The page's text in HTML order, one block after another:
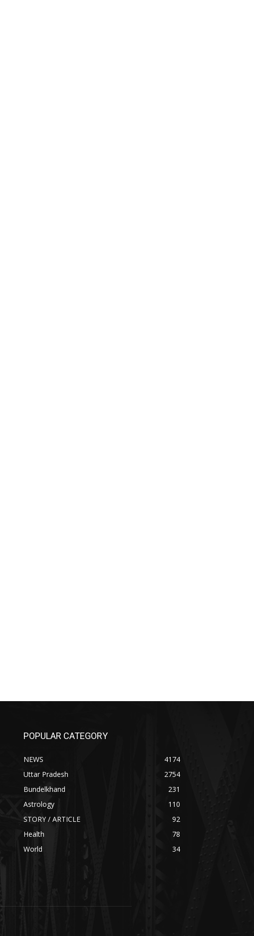
POPULAR CATEGORY
NEWS
4174
Uttar Pradesh
2754
Bundelkhand
231
Astrology
110
STORY / ARTICLE
92
Health
78
World
34